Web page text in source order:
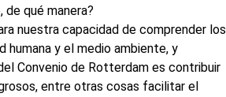
de qué manera?
nuestra capacidad de comprender los
humana y el medio ambiente, y
Convenio de Rotterdam es contribuir
entre otras cosas facilitar el